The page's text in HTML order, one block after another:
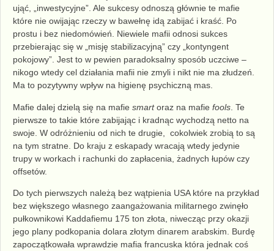
ująć, „inwestycyjne”. Ale sukcesy odnoszą głównie te mafie
które nie owijając rzeczy w bawełnę idą zabijać i kraść. Po
prostu i bez niedomówień. Niewiele mafii odnosi sukces
przebierając się w „misję stabilizacyjną” czy „kontyngent
pokojowy”. Jest to w pewien paradoksalny sposób uczciwe –
nikogo wtedy cel działania mafii nie zmyli i nikt nie ma złudzeń.
Ma to pozytywny wpływ na higienę psychiczną mas.
Mafie dalej dzielą się na mafie smartoraz na mafie fools . Te
pierwsze to takie które zabijając i kradnąc wychodzą netto na
swoje. W odróżnieniu od nich te drugie, cokolwiek zrobią to są
na tym stratne. Do kraju z eskapady wracają wtedy jedynie
trupy w workach i rachunki do zapłacenia, żadnych łupów czy
offsetów.
Do tych pierwszych należą bez wątpienia USA które na przykład
bez większego własnego zaangażowania militarnego zwinęło
pułkownikowi Kaddafiemu 175 ton złota, niwecząc przy okazji
jego plany podkopania dolara złotym dinarem arabskim. Burdę
zapoczątkowała wprawdzie mafia francuska która jednak coś